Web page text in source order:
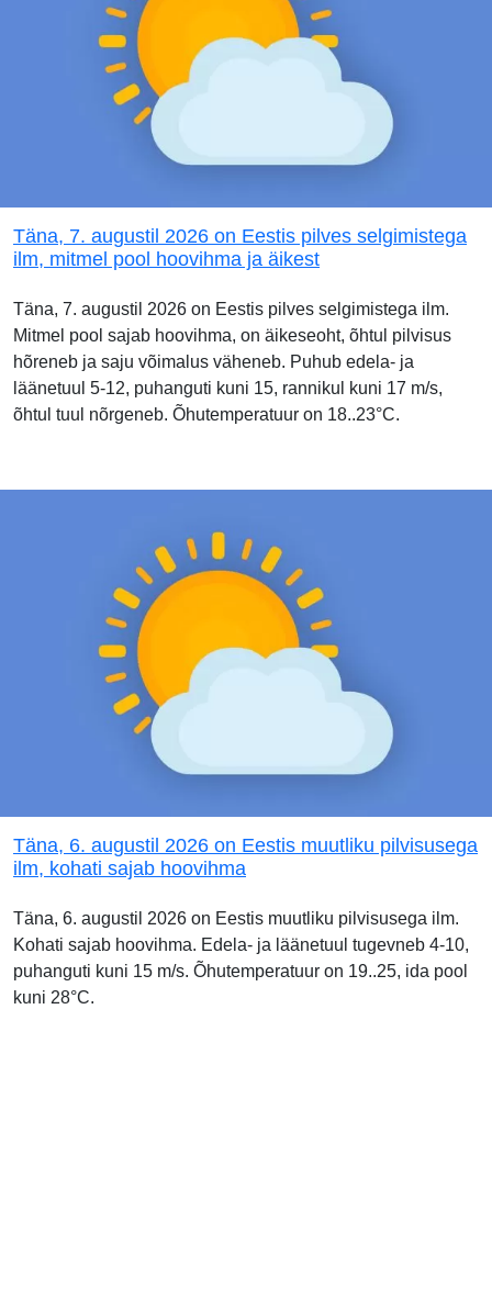
Täna, 7. augustil 2026 on Eestis pilves selgimistega
ilm, mitmel pool hoovihma ja äikest
Täna, 7. augustil 2026 on Eestis pilves selgimistega ilm.
Mitmel pool sajab hoovihma, on äikeseoht, õhtul pilvisus
hõreneb ja saju võimalus väheneb. Puhub edela- ja
läänetuul 5-12, puhanguti kuni 15, rannikul kuni 17 m/s,
õhtul tuul nõrgeneb. Õhutemperatuur on 18..23°C.
Täna, 6. augustil 2026 on Eestis muutliku pilvisusega
ilm, kohati sajab hoovihma
Täna, 6. augustil 2026 on Eestis muutliku pilvisusega ilm.
Kohati sajab hoovihma. Edela- ja läänetuul tugevneb 4-10,
puhanguti kuni 15 m/s. Õhutemperatuur on 19..25, ida pool
kuni 28°C.